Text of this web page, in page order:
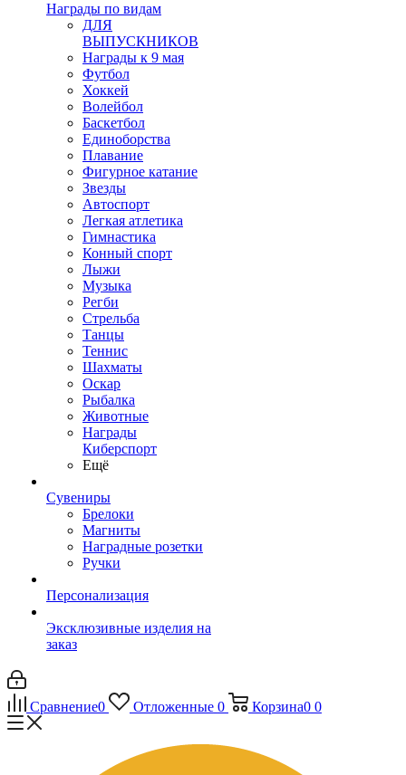
Награды по видам
ДЛЯ
ВЫПУСКНИКОВ
Награды к 9 мая
Футбол
Хоккей
Волейбол
Баскетбол
Единоборства
Плавание
Фигурное катание
Звезды
Автоспорт
Легкая атлетика
Гимнастика
Конный спорт
Лыжи
Музыка
Регби
Стрельба
Танцы
Теннис
Шахматы
Оскар
Рыбалка
Животные
Награды
Киберспорт
Ещё
Сувениры
Брелоки
Магниты
Наградные розетки
Ручки
Персонализация
Эксклюзивные изделия на
заказ
Сравнение0 Отложенные 0 Корзина0 0